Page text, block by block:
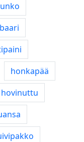
honkapää
hovinuttu